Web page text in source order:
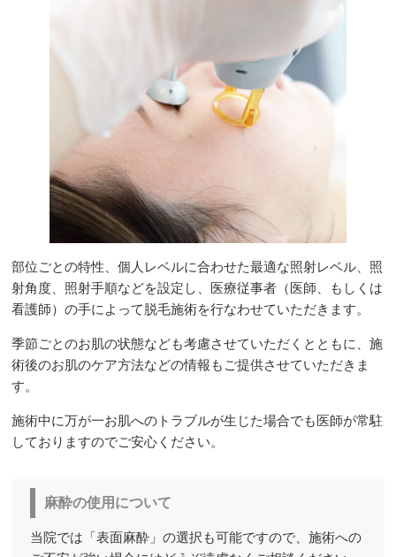
部位ごとの特性、個人レベルに合わせた最適な照射レベル、照
射角度、照射手順などを設定し、医療従事者（医師、もしくは
看護師）の手によって脱毛施術を行なわせていただきます。
季節ごとのお肌の状態なども考慮させていただくとともに、施
術後のお肌のケア方法などの情報もご提供させていただきま
す。
施術中に万が一お肌へのトラブルが生じた場合でも医師が常駐
しておりますのでご安心ください。
麻酔の使用について
当院では「表面麻酔」の選択も可能ですので、施術への